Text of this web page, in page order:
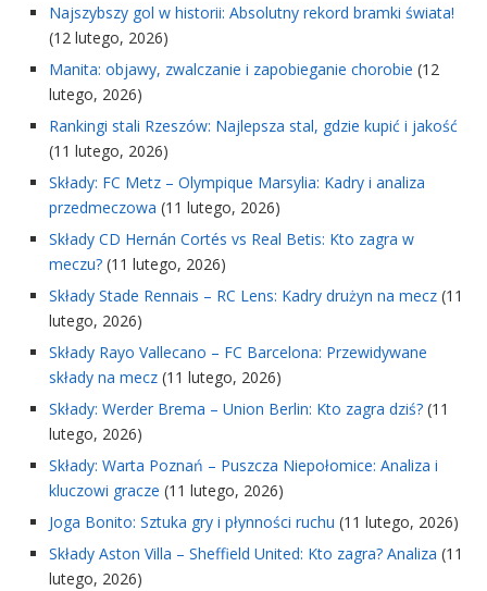
Najszybszy gol w historii: Absolutny rekord bramki świata!
(12 lutego, 2026)
Manita: objawy, zwalczanie i zapobieganie chorobie (12
lutego, 2026)
Rankingi stali Rzeszów: Najlepsza stal, gdzie kupić i jakość
(11 lutego, 2026)
Składy: FC Metz – Olympique Marsylia: Kadry i analiza
przedmeczowa (11 lutego, 2026)
Składy CD Hernán Cortés vs Real Betis: Kto zagra w
meczu? (11 lutego, 2026)
Składy Stade Rennais – RC Lens: Kadry drużyn na mecz (11
lutego, 2026)
Składy Rayo Vallecano – FC Barcelona: Przewidywane
składy na mecz (11 lutego, 2026)
Składy: Werder Brema – Union Berlin: Kto zagra dziś? (11
lutego, 2026)
Składy: Warta Poznań – Puszcza Niepołomice: Analiza i
kluczowi gracze (11 lutego, 2026)
Joga Bonito: Sztuka gry i płynności ruchu (11 lutego, 2026)
Składy Aston Villa – Sheffield United: Kto zagra? Analiza (11
lutego, 2026)